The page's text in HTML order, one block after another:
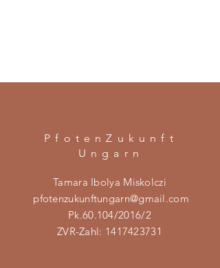
PfotenZukunft
Ungarn
Tamara Ibolya Miskolczi
pfotenzukunftungarn@gmail.com
Pk.60.104/2016/2
ZVR-Zahl: 1417423731